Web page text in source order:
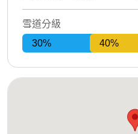
雪道分級
30%
40%